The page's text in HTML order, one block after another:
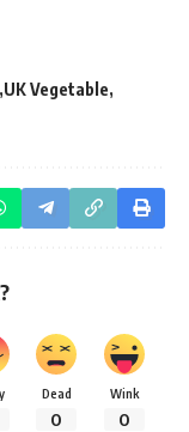
UK Vegetable
Dead
0
Wink
0